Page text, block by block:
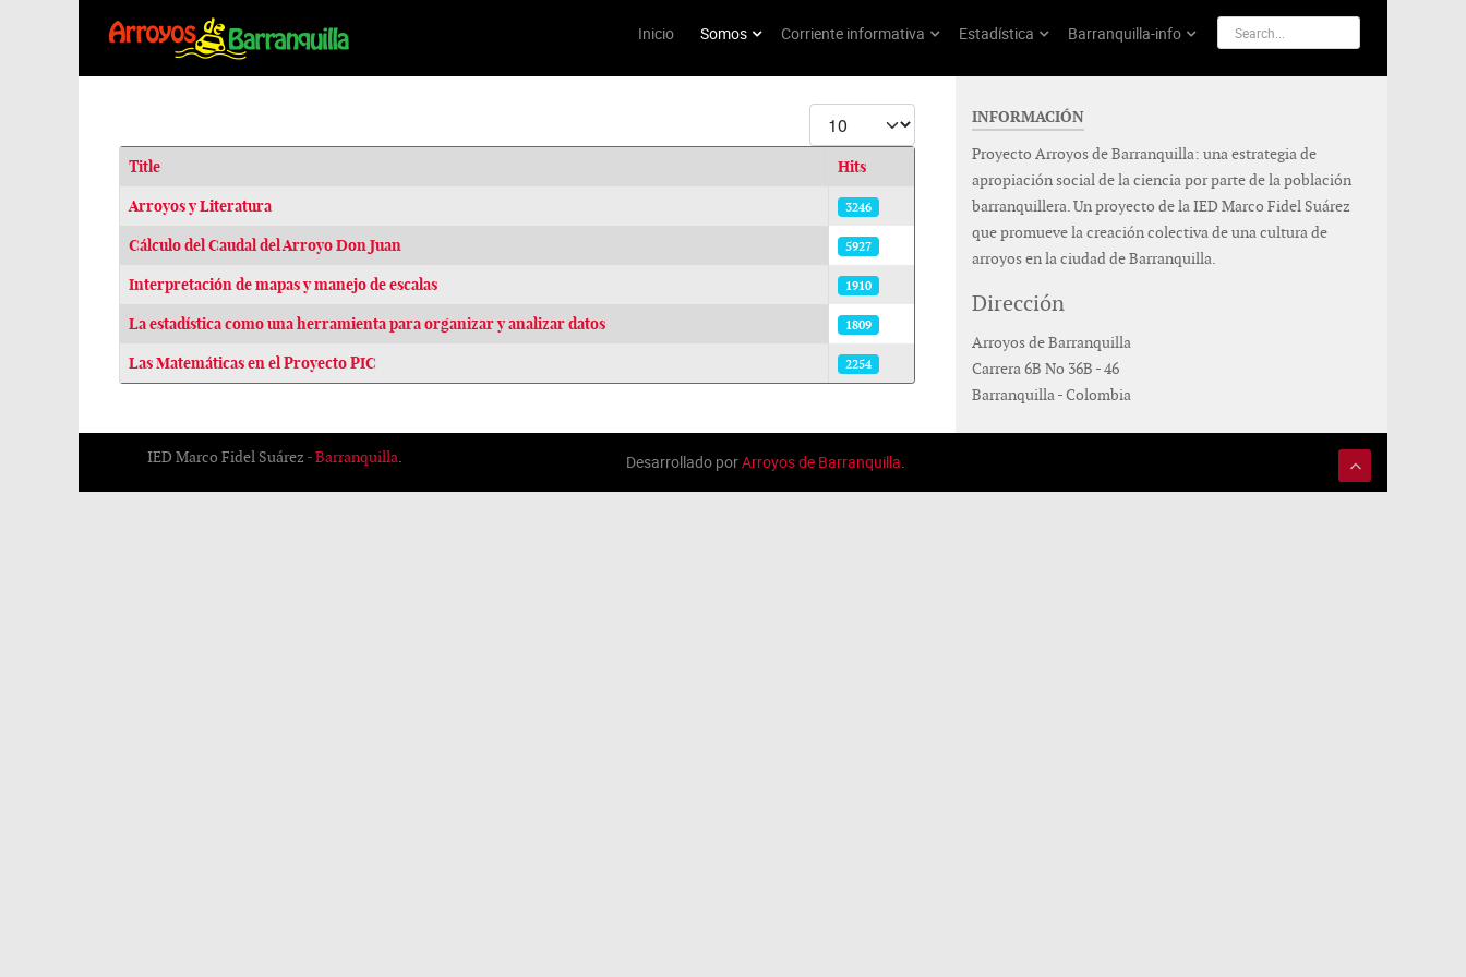
Inicio Somos Corriente informativa Estadística Barranquilla-info
Display #
Articles
Title
Hits
Arroyos y Literatura
3246
Cálculo del Caudal del Arroyo Don Juan 5927
Interpretación de mapas y manejo de escalas 1910
La estadística como una herramienta para organizar y analizar datos 1809
Las Matemáticas en el Proyecto PIC 2254
INFORMACIÓN
Proyecto Arroyos de Barranquilla: una estrategia de
apropiación social de la ciencia por parte de la población
barranquillera. Un proyecto de la IED Marco Fidel Suárez
que promueve la creación colectiva de una cultura de
arroyos en la ciudad de Barranquilla.
Dirección
Arroyos de Barranquilla
Carrera 6B No 36B - 46
Barranquilla - Colombia
IED Marco Fidel Suárez - Barranquilla. Desarrollado porArroyos de Barranquilla.